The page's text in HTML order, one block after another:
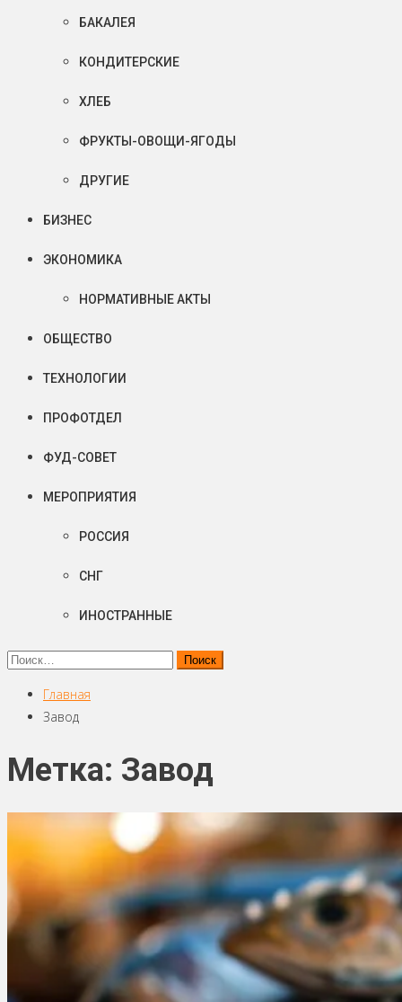
БАКАЛЕЯ
КОНДИТЕРСКИЕ
ХЛЕБ
ФРУКТЫ-ОВОЩИ-ЯГОДЫ
ДРУГИЕ
БИЗНЕС
ЭКОНОМИКА
НОРМАТИВНЫЕ АКТЫ
ОБЩЕСТВО
ТЕХНОЛОГИИ
ПРОФОТДЕЛ
ФУД-СОВЕТ
МЕРОПРИЯТИЯ
РОССИЯ
СНГ
ИНОСТРАННЫЕ
Найти:
Главная
Завод
Метка: Завод